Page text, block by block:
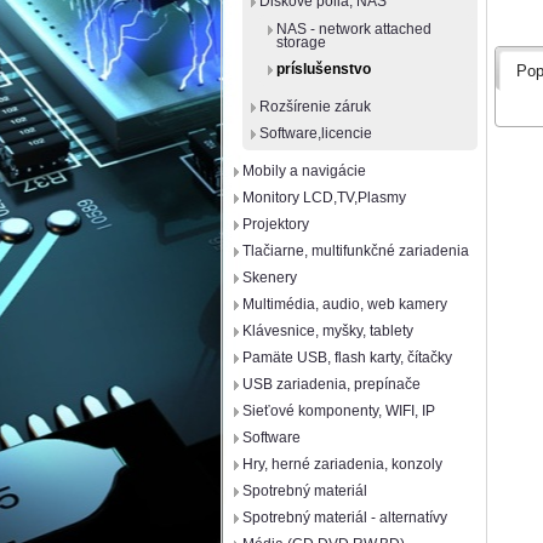
NAS - network attached
storage
príslušenstvo
Rozšírenie záruk
Software,licencie
Mobily a navigácie
Monitory LCD,TV,Plasmy
Projektory
Tlačiarne, multifunkčné zariadenia
Skenery
Multimédia, audio, web kamery
Klávesnice, myšky, tablety
Pamäte USB, flash karty, čítačky
USB zariadenia, prepínače
Sieťové komponenty, WIFI, IP
Software
Hry, herné zariadenia, konzoly
Spotrebný materiál
Spotrebný materiál - alternatívy